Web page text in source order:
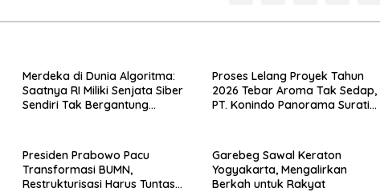
Merdeka di Dunia Algoritma:
Saatnya RI Miliki Senjata Siber
Sendiri Tak Bergantung
Proses Lelang Proyek Tahun
2026 Tebar Aroma Tak Sedap,
PT. Konindo Panorama Surati
Presiden Prabowo Pacu
Transformasi BUMN,
Restrukturisasi Harus Tuntas
Garebeg Sawal Keraton
Yogyakarta, Mengalirkan
Berkah untuk Rakyat